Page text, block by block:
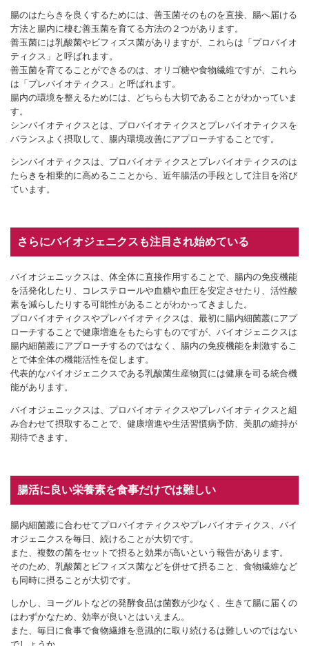
腸のはたらきを良くするためには、善玉菌そのものを直接、腸へ届ける
方法と腸内に棲む善玉菌を育てる方法の２つがあります。
善玉菌には乳酸菌やビフィズス菌がありますが、これらは「プロバイオ
ティクス」と呼ばれます。
善玉菌を育てることができるのは、オリゴ糖や食物繊維ですが、これら
は「プレバイオティクス」と呼ばれます。
腸内の環境を整えるためには、どちらも大切であることがわかっていま
す。
シンバイオティクスとは、プロバイオティクスとプレバイオティクスを
バランスよく摂取して、腸内環境改善にアプローチすることです。
シンバイオティクスは、プロバイオティクスとプレバイオティクスのは
たらきを相乗的に高めるこことから、近年腸活の手段として注目を浴び
ています。
さらにバイオジェニクスも注目され始めている
バイオジェニックスは、体全体に直接作用することで、腸内の免疫機能
を活発化したり、コレステロールや血糖や血圧を安定させたり、活性酸
素を減らしたりする可能性があることがわかってきました。
プロバイオティクスやプレバイオティクスは、最初に腸内細菌叢にアプ
ローチすることで健康増進をもたらすものですが、バイオジェニクスは
腸内細菌叢にアプローチするのではなく、腸内の免疫機能を刺激するこ
とで体全体の機能活性を促します。
代表的なバイオジェニクスである乳酸菌生産物質には健康を司る統合機
能があります。
バイオジェニックスは、プロバイオティクスやプレバイオティクスと組
み合わせて摂取することで、健康増進や生活習慣病予防、美肌の維持が
期待できます。
腸活に良い栄養素を食事だけでは難しい
腸内細菌叢に合わせてプロバイオティクスやプレバイオティクス、バイ
オジェニクスを毎日、続けることが大切です。
また、複数の菌をセットで摂ると効果が高いという報告があります。
そのため、乳酸菌とビフィズス菌などを併せて摂ること、食物繊維など
も同時に摂ることが大切です。
しかし、ヨーグルトなどの発酵食品は菌数が少なく、生きて腸に届くの
はわずかなため、効率が良いとはいえまん。
また、毎日に食事で食物繊維を意識的に取り続けるは難しいのではない